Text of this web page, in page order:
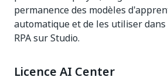
permanence des modèles
automatique et de les utiliser
RPA sur Studio.
Licence AI Center